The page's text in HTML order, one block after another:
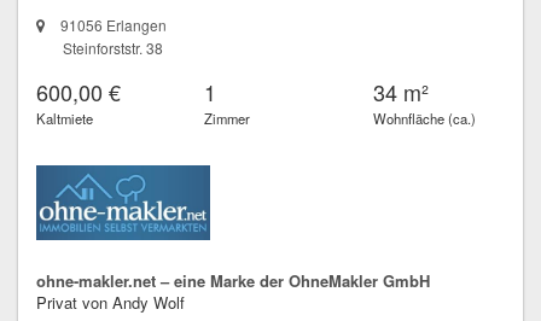
91056 Erlangen
Steinforststr. 38
600,00 €
Kaltmiete
1
Zimmer
34 m²
Wohnfläche (ca.)
ohne-makler.net – eine Marke der OhneMakler GmbH
Privat von Andy Wolf